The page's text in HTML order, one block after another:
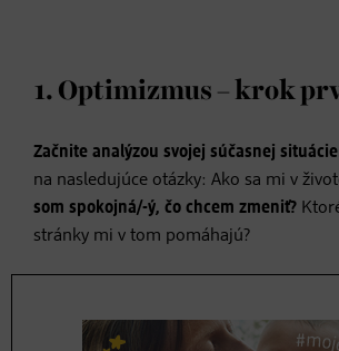
1. Optimizmus – krok
Začnite analýzou svojej súčasnej
na nasledujúce otázky: Ako sa mi v
som spokojná/-ý, čo chcem zmeniť?
stránky mi v tom pomáhajú?